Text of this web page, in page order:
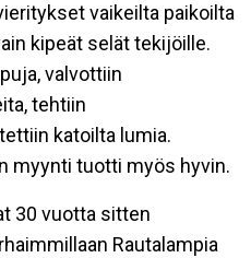
vaikeilta paikoilta
kipeät selät tekijöille.
valvottiin
tehtiin
katoilta lumia.
myynti tuotti myös hyvin.
30 vuotta sitten
Rautalampia